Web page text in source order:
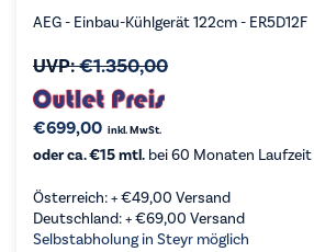
AEG - Einbau-Kühlgerät 122cm - ER5D12F
UVP:€1.350,00
€699,00 inkl. MwSt.
oder ca. €15 mtl. bei 60 Monaten Laufzeit
Österreich: +€49,00 Versand
Deutschland: +€69,00 Versand
Selbstabholung in Steyr möglich